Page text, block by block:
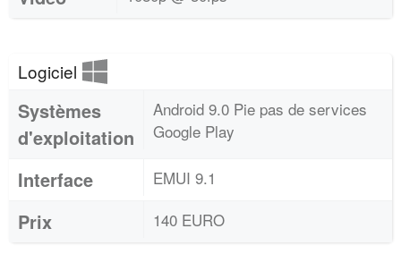
Logiciel
Systèmes
d'exploitation
Android 9.0 Pie pas de services
Google Play
Interface EMUI 9.1
Prix 140 EURO